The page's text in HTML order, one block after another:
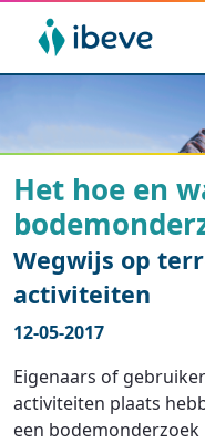
Het hoe en
Wegwijs op
activiteiten
12-05-2017
Eigenaars of
activiteiten plaats
een